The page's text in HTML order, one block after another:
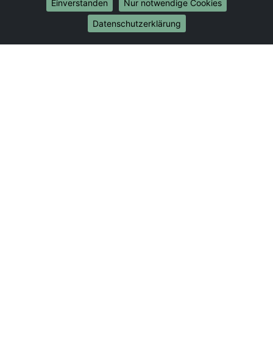
Internationale-Umzüge
Umzug von Krefeld nach Brasilien
Einverstanden
Nur notwendige Cookies
Datenschutzerklärung